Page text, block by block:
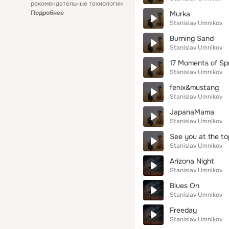
рекомендательные технологии
Подробнее
Murka
Stanislav Umnikov
Burning Sand
Stanislav Umnikov
17 Moments of
Stanislav Umnikov
fenix&mustang
Stanislav Umnikov
JapanaMama
Stanislav Umnikov
See you at the
Stanislav Umnikov
Arizona Night
Stanislav Umnikov
Blues On
Stanislav Umnikov
Freeday
Stanislav Umnikov